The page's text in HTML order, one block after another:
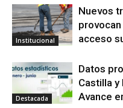
Institucional
Nuevos
acceso
Destacada
Datos
Castilla
Avance